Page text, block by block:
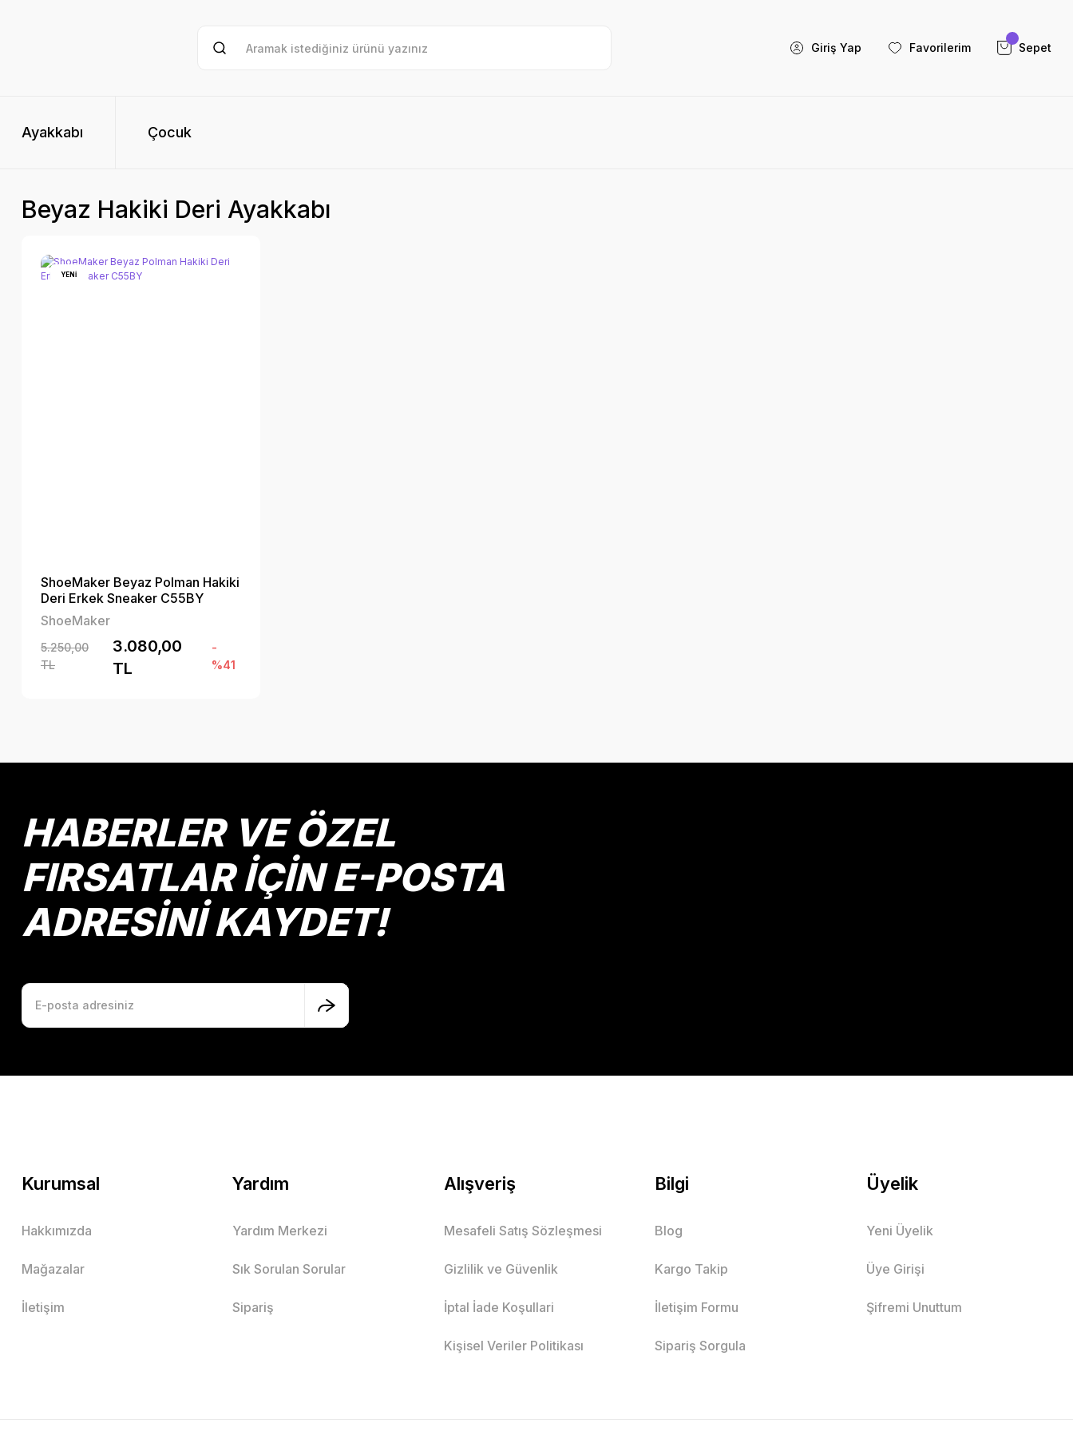
Giriş Yap Favorilerim Sepet
Ayakkabı Çocuk
Beyaz Hakiki Deri Ayakkabı
YENİ
ShoeMaker Beyaz Polman Hakiki
Deri Erkek Sneaker C55BY
ShoeMaker
5.250,00
TL
3.080,00
TL
-
%41
HABERLER VE ÖZEL
FIRSATLAR İÇİN E-POSTA
ADRESİNİ KAYDET!
Kurumsal
Hakkımızda
Mağazalar
İletişim
Yardım
Yardım Merkezi
Sık Sorulan Sorular
Sipariş
Alışveriş
Mesafeli Satış Sözleşmesi
Gizlilik ve Güvenlik
İptal İade Koşullari
Kişisel Veriler Politikası
Bilgi
Blog
Kargo Takip
İletişim Formu
Sipariş Sorgula
Üyelik
Yeni Üyelik
Üye Girişi
Şifremi Unuttum